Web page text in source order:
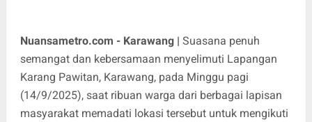
Nuansametro.com - Karawang | Suasana penuh
semangat dan kebersamaan menyelimuti Lapangan
Karang Pawitan, Karawang, pada Minggu pagi
(14/9/2025), saat ribuan warga dari berbagai lapisan
masyarakat memadati lokasi tersebut untuk mengikuti